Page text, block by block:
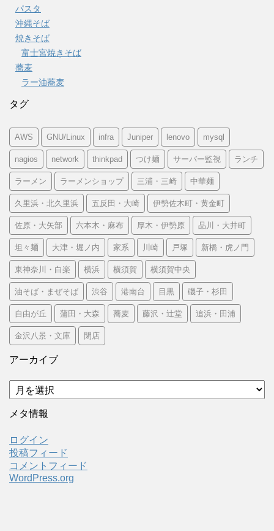
パスタ
沖縄そば
焼きそば
富士宮焼きそば
蕎麦
ラー油蕎麦
タグ
AWS GNU/Linux infra Juniper lenovo mysql
nagios network thinkpad つけ麺 サーバー監視 ランチ
ラーメン ラーメンショップ 三浦・三崎 中華麺
久里浜・北久里浜 五反田・大崎 伊勢佐木町・黄金町
佐原・大矢部 六本木・麻布 厚木・伊勢原 品川・大井町
坦々麺 大津・堀ノ内 家系 川崎 戸塚 新橋・虎ノ門
東神奈川・白楽 横浜 横須賀 横須賀中央
油そば・まぜそば 渋谷 港南台 目黒 磯子・杉田
自由が丘 蒲田・大森 蕎麦 藤沢・辻堂 追浜・田浦
金沢八景・文庫 閉店
アーカイブ
ア
ー
カ
ブ
メタ情報
ログイン
投稿フィード
コメントフィード
WordPress.org